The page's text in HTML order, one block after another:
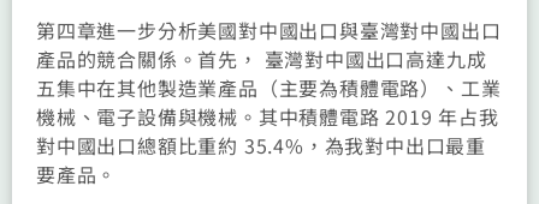
第四章進一步分析美國對中國出口與臺灣對中國出口
產品的競合關係。首先， 臺灣對中國出口高達九成
五集中在其他製造業產品（主要為積體電路）、工業
機械、電子設備與機械。其中積體電路 2019 年占我
對中國出口總額比重約 35.4%，為我對中出口最重
要產品。